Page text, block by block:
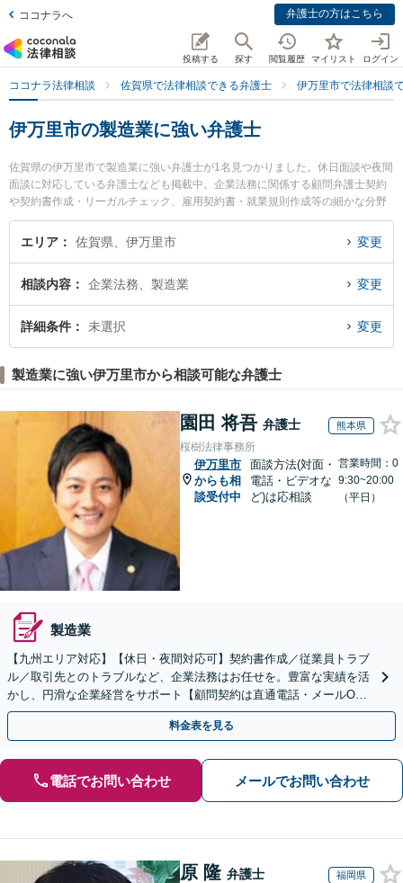
ココナラへ 弁護士の方はこちら
投稿する 探す 閲覧履歴 マイリスト ログイン
ココナラ法律相談 佐賀県で法律相談できる弁護士 伊万里市で法律相談
伊万里市の製造業に強い弁護士
佐賀県の伊万里市で製造業に強い弁護士が1名見つかりました。休日面談や夜間
面談に対応している弁護士なども掲載中。企業法務に関係する顧問弁護士契約
や契約書作成・リーガルチェック、雇用契約書・就業規則作成等の細かな分野
での絞り込み検索もでき便利です。特に陶都みらい法律事務所の百武 誠弁護士
のプロフィール情報や弁護士費用、強みなどが注目されています。『伊万里市
で土日や夜間に発生した製造業のトラブルを今すぐに弁護士に相談したい』
無料で製造業を法律相談できる伊万里市内の弁護士に相談予約したい』などで
お困りの相談者さんにおすすめです。
エリア 佐賀県、伊万里市 変更
相談内容 企業法務、製造業 変更
詳細条件 未選択 変更
製造業に強い伊万里市から相談可能な弁護士
園田 将吾 弁護士 熊本県
桜樹法律事務所
伊万里市
からも相
談受付中
面談方法(対面・
電話・ビデオな
ど)は応相談
営業時間：0
9:30~20:00
（平日）
製造業
【九州エリア対応】【休日・夜間対応可】契約書作成／従業員トラブ
ル／取引先とのトラブルなど、企業法務はお任せを。豊富な実績を活
かし、円滑な企業経営をサポート【顧問契約は直通電話・メールO
K】【不動産・介護業界に精通】手ごろなな料金プランあり
料金表を見る
電話でお問い合わせ メールでお問い合わせ
原 隆 弁護士 福岡県